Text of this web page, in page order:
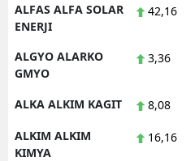
ALFAS ALFA SOLAR
ENERJI
42,16
ALGYO ALARKO
GMYO
3,36
ALKA ALKIM KAGIT 8,08
ALKIM ALKIM
KIMYA
16,16